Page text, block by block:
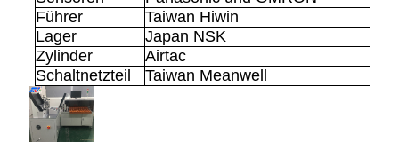
Führer
Taiwan Hiwin
Lager
Japan NSK
Zylinder
Airtac
Schaltnetzteil
Taiwan Meanwell